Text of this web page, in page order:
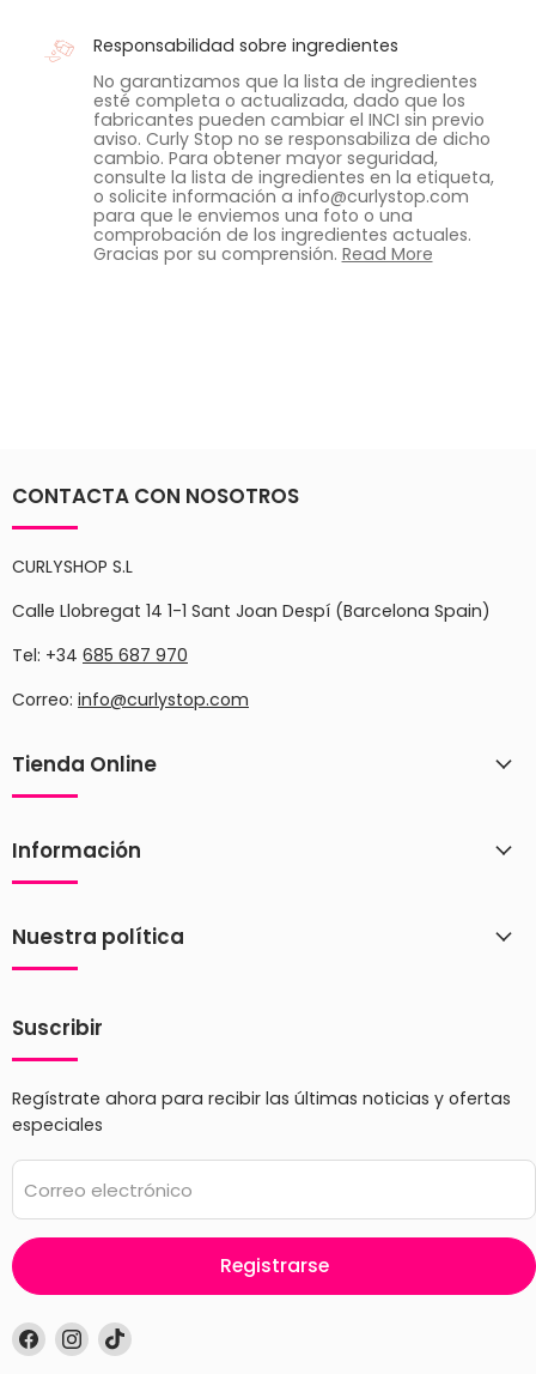
Responsabilidad sobre ingredientes
No garantizamos que la lista de ingredientes
esté completa o actualizada, dado que los
fabricantes pueden cambiar el INCI sin previo
aviso. Curly Stop no se responsabiliza de dicho
cambio. Para obtener mayor seguridad,
consulte la lista de ingredientes en la etiqueta,
o solicite información a info@curlystop.com
para que le enviemos una foto o una
comprobación de los ingredientes actuales.
Gracias por su comprensión. Read More
CONTACTA CON NOSOTROS
CURLYSHOP S.L
Calle Llobregat 14 1-1 Sant Joan Despí (Barcelona Spain)
Tel: +34 685 687 970
Correo: info@curlystop.com
Tienda Online
Información
Nuestra política
Suscribir
Regístrate ahora para recibir las últimas noticias y ofertas
especiales
Correo electrónico
Registrarse
Encuéntrenos
en
Encuéntrenos
en
Encuéntrenos